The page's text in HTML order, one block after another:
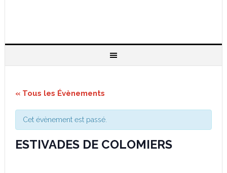
« Tous les Évènements
Cet évènement est passé.
ESTIVADES DE COLOMIERS